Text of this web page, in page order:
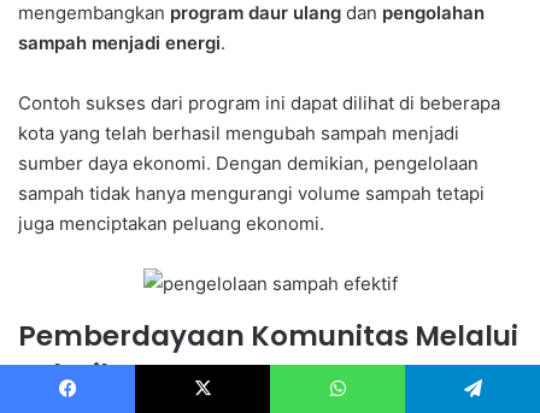
mengembangkan program daur ulang dan pengolahan
sampah menjadi energi.
Contoh sukses dari program ini dapat dilihat di beberapa
kota yang telah berhasil mengubah sampah menjadi
sumber daya ekonomi. Dengan demikian, pengelolaan
sampah tidak hanya mengurangi volume sampah tetapi
juga menciptakan peluang ekonomi.
Pemberdayaan Komunitas Melalui
Pelatihan